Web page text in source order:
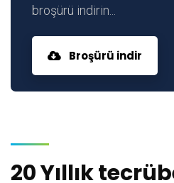
broşürü indirin...
Broşürü indir
20 Yıllık